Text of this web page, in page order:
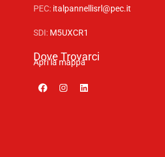
PEC: italpannellisrl@pec.it
SDI: M5UXCR1
Dove Trovarci
Apri la mappa